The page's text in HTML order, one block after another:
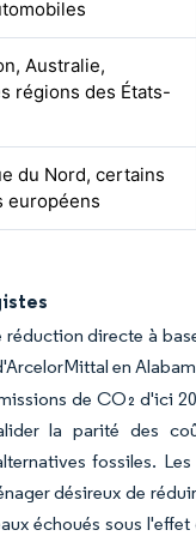
Australie,
régions des États-
du Nord, certains
européens
réduction directe à
en
de CO₂ d'ici
la parité des
fossiles.
désireux de
échoués sous l'effet